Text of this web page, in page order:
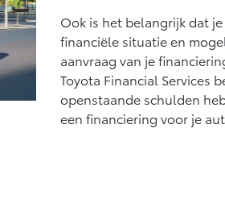
Ook is het belangrijk dat
financiële situatie en
aanvraag van je
Toyota Financial Services
openstaande schulden
een financiering voor je